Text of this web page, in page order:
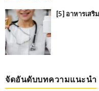
[5] อาหารเส
จัดอันดับบทความแนะนำ